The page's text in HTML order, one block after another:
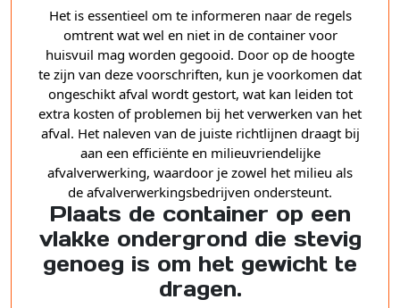
Het is essentieel om te informeren naar de regels
omtrent wat wel en niet in de container voor
huisvuil mag worden gegooid. Door op de hoogte
te zijn van deze voorschriften, kun je voorkomen dat
ongeschikt afval wordt gestort, wat kan leiden tot
extra kosten of problemen bij het verwerken van het
afval. Het naleven van de juiste richtlijnen draagt bij
aan een efficiënte en milieuvriendelijke
afvalverwerking, waardoor je zowel het milieu als
de afvalverwerkingsbedrijven ondersteunt.
Plaats de container op een
vlakke ondergrond die stevig
genoeg is om het gewicht te
dragen.